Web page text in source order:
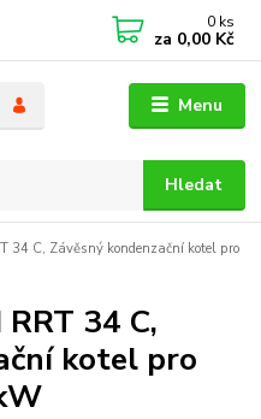
Menu
Hledat
0 ks
za 0,00 Kč
34 C, Závěsný kondenzační kotel pro
34 C,
kotel pro